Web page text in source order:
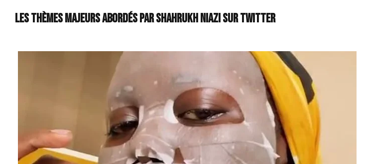
Les thèmes majeurs abordés par Shahrukh Niazi sur Twitter